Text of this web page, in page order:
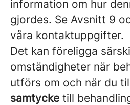
information om hur
gjordes. Se Avsnitt 9
våra kontaktuppgifter.
Det kan föreligga
omständigheter när
utförs om och när du
samtycke till